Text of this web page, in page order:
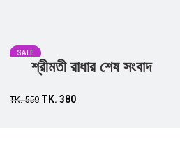
SALE
শ্রীমতী রাধার শেষ সংবাদ
TK.550 TK. 380